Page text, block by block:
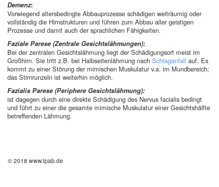
Demenz:
Vorwiegend altersbedingte Abbauprozesse schädigen weiträumig oder
vollständig die Hirnstrukturen und führen zum Abbau aller geistigen
Prozesse und damit auch der sprachlichen Fähigkeiten.
Faziale Parese (Zentrale Gesichtslähmungen):
Bei der zentralen Gesichtslähmung liegt der Schädigungsort meist im
Großhirn. Sie tritt z.B. bei Halbseitenlähmung nach Schlaganfall auf. Es
kommt zu einer Störung der mimischen Muskulatur v.a. im Mundbereich;
das Stirnrunzeln ist weiterhin möglich.
Fazialis Parese (Periphere Gesichtslähmung):
ist dagegen durch eine direkte Schädigung des Nervus facialis bedingt
und führt zu einer die gesamte mimische Muskulatur einer Gesichtshälfte
betreffenden Lähmung.
© 2018 www.lpab.de